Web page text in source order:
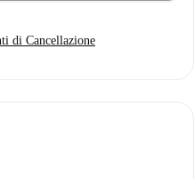
di Cancellazione